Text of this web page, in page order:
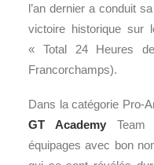
l’an dernier a conduit
victoire historique sur
« Total 24 Heures
Francorchamps).
Dans la catégorie Pro-
GT Academy Team
équipages avec bon